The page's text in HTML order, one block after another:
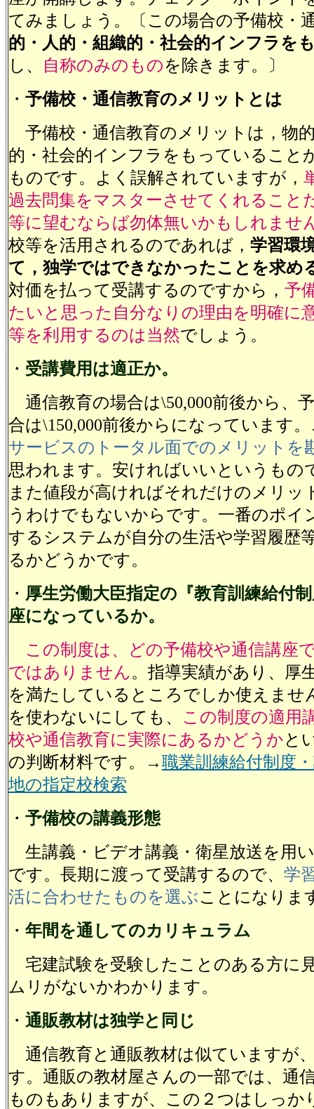
てみましょう。〔この場合の予備校・
的・人的・組織的・社会的インフラを
し、
自称のみのものを除きます。〕
・ 予備校・通信教育のメリットとは
予備校・通信教育のメリットは，物
的・社会的インフラをもっていること
ものです。よく誤解されていますが，
過去問集をマスターさせてくれること
等に望むならば勿体無いかもしれませ
校等を活用されるのであれば， 学習環
て，独学ではできなかったことを求め
対価を払って受講するのですから， 予
たいと思った自分なりの理由を明確に
等を利用するのは当然でしょう。
・ 受講費用は適正か。
通信教育の場合は\50,000前後から、
合は\150,000前後からになっています
サービスのトータル面でのメリットを
思われます。安ければいいというもの
また値段が高ければそれだけのメリッ
うわけでもないからです。一番のポイ
するシステムが自分の生活や学習履歴
るかどうかです。
・ 厚生労働大臣指定の『教育訓練給付
座になっているか。
この制度は、どの予備校や通信講座
ではありません。指導実績があり、厚
を満たしているところでしか使えませ
を使わないにしても、 この制度の適用
校や通信教育に実際にあるかどうかと
の判断材料です。→職業訓練給付制度
地の指定校検索
・ 予備校の講義形態
生講義・ビデオ講義・衛星放送を用
です。長期に渡って受講するので、 学
活に合わせたものを選ぶことになりま
・ 年間を通してのカリキュラム
宅建試験を受験したことのある方に
ムリがないかわかります。
・ 通販教材は独学と同じ
通信教育と通販教材は似ていますが
す。通販の教材屋さんの一部では、通
ものもありますが、この２つはしっか